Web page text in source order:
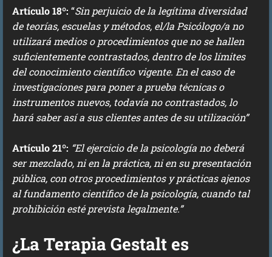
Artículo 18º: “Sin perjuicio de la legítima diversidad
de teorías, escuelas y métodos, el/la Psicólogo/a no
utilizará medios o procedimientos que no se hallen
suficientemente contrastados, dentro de los límites
del conocimiento científico vigente. En el caso de
investigaciones para poner a prueba técnicas o
instrumentos nuevos, todavía no contrastados, lo
hará saber así a sus clientes antes de su utilización”
Artículo 21º: “El ejercicio de la psicología no deberá
ser mezclado, ni en la práctica, ni en su presentación
pública, con otros procedimientos y prácticas ajenos
al fundamento científico de la psicología, cuando tal
prohibición esté prevista legalmente.”
¿La Terapia Gestalt es